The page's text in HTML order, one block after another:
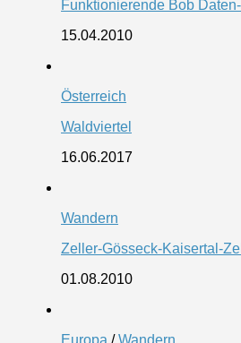
Funktionierende Bob
15.04.2010
Österreich
Waldviertel
16.06.2017
Wandern
Zeller-Gösseck-Kaisertal-
01.08.2010
Europa /Wandern